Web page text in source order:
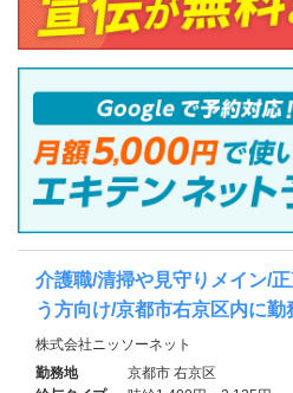
介護職/清掃や見守りメイン/
う方向け/京都市右京区内に勤
株式会社ニッソーネット
勤務地
京都市 右京区